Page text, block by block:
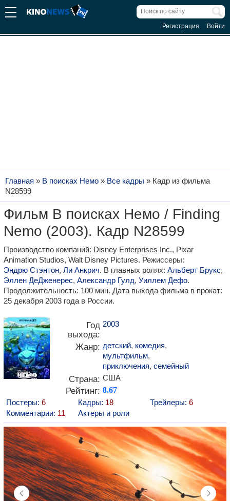
Регистрация Войти
Главная » В поисках Немо » Все кадры » Кадр из фильма
N28599
Фильм В поисках Немо / Finding
Nemo (2003). Кадр N28599
Производство компаний: Disney Enterprises Inc., Pixar
Animation Studios, Walt Disney Pictures. Режиссеры:
Эндрю Стэнтон, Ли Анкрич. В главных ролях: Альберт Брукс,
Эллен ДеДженерес, Александр Гулд, Уиллем Дефо.
Продолжительность: 100 мин. Дата выхода фильма в прокат:
25 декабря 2003 года в России.
Год
выхода:
2003
Жанр: детский, комедия,
мультфильм,
приключения, семейный
Страна: США
Рейтинг: 8.67
Постеры: 6 Кадры: 18 Трейлеры: 6
Комментарии: 11 Актеры и роли